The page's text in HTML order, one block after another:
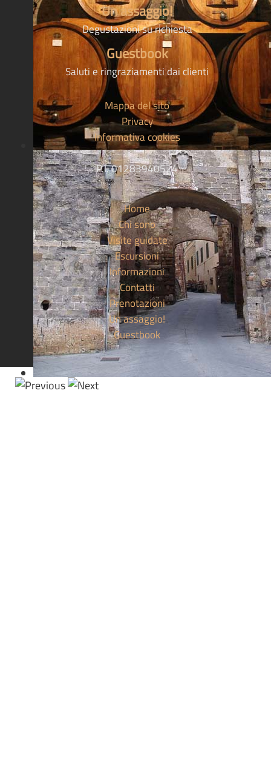
Un assaggio!
Degustazioni su richiesta
Guestbook
Saluti e ringraziamenti dai clienti
Mappa del sito
Privacy
Informativa cookies
P.I. 01283940524
Home
Chi sono
Visite guidate
Escursioni
Informazioni
Contatti
Prenotazioni
Un assaggio!
Guestbook